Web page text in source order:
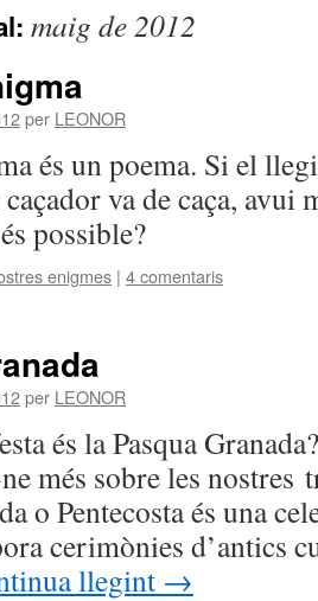
maig de 2012
per LEONOR
és un poema. Si el
va de caça, avui
possible?
enigmes | 4 comentaris
per LEONOR
és la Pasqua
més sobre les nostres
o Pentecosta és una
cerimònies d’antics
llegint →